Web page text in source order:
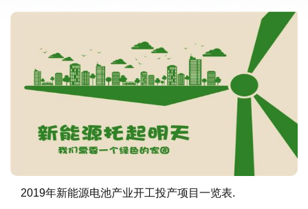
2019年新能源电池产业开工投产项目一览表.